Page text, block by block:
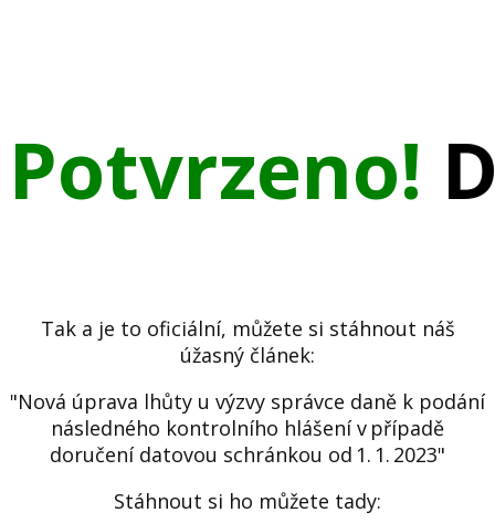
Potvrzeno!
Tak a je to oficiální, můžete si stáhnout náš
úžasný článek:
"Nová úprava lhůty u výzvy správce daně k podání
následného kontrolního hlášení v případě
doručení datovou schránkou od 1. 1. 2023"
Stáhnout si ho můžete tady: